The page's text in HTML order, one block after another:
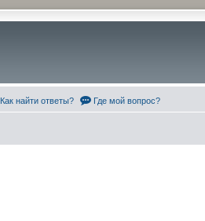
Как найти ответы? Где мой вопрос?